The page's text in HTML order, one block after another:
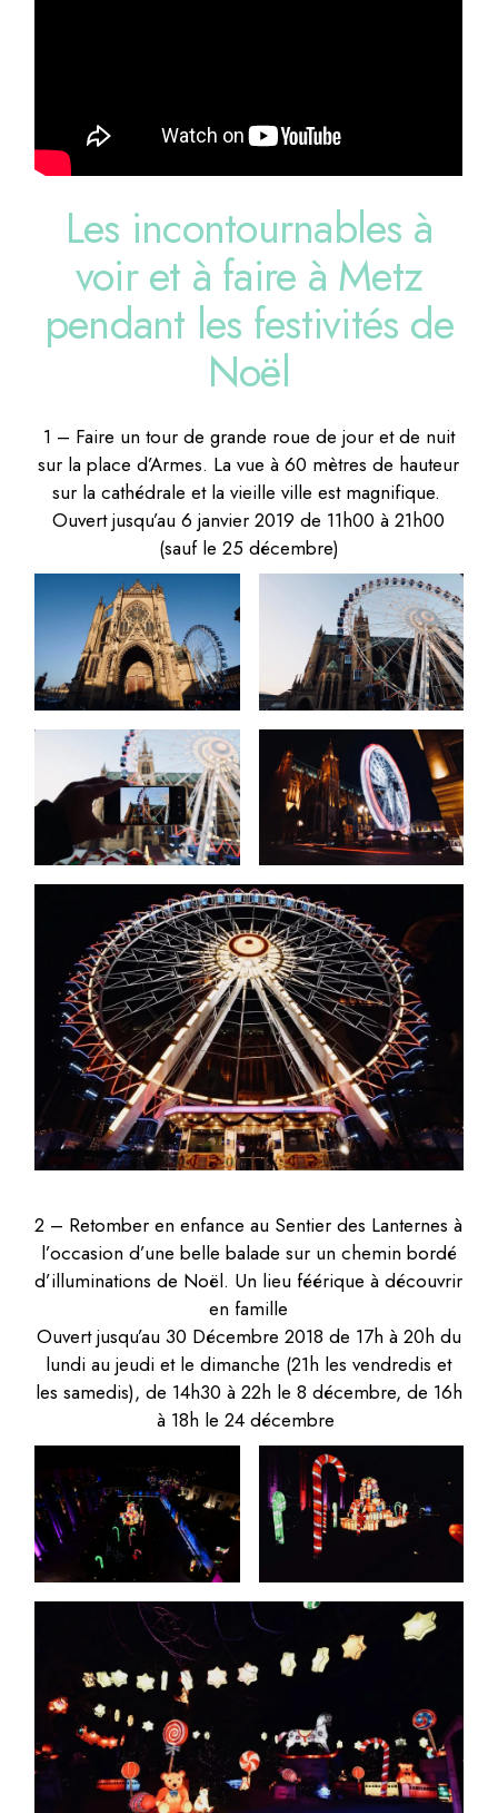
Les incontournables à
voir et à faire à Metz
pendant les festivités de
Noël
1 – Faire un tour de grande roue de jour et de nuit
sur la place d’Armes. La vue à 60 mètres de hauteur
sur la cathédrale et la vieille ville est magnifique.
Ouvert jusqu’au 6 janvier 2019 de 11h00 à 21h00
(sauf le 25 décembre)
2 – Retomber en enfance au Sentier des Lanternes à
l’occasion d’une belle balade sur un chemin bordé
d’illuminations de Noël. Un lieu féérique à découvrir
en famille
Ouvert jusqu’au 30 Décembre 2018 de 17h à 20h du
lundi au jeudi et le dimanche (21h les vendredis et
les samedis), de 14h30 à 22h le 8 décembre, de 16h
à 18h le 24 décembre